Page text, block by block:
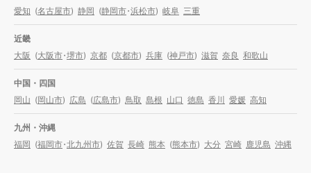
愛知 (名古屋市) 静岡 (静岡市・浜松市) 岐阜 三重
近畿
大阪 (大阪市・堺市) 京都 (京都市) 兵庫 (神戸市) 滋賀 奈良 和歌山
中国・四国
岡山 (岡山市) 広島 (広島市) 鳥取 島根 山口 徳島 香川 愛媛 高知
九州・沖縄
福岡 (福岡市・北九州市) 佐賀 長崎 熊本 (熊本市) 大分 宮崎 鹿児島 沖縄